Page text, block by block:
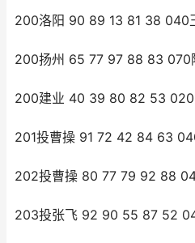
200洛阳 90 89 13 81 38 040
200扬州 65 77 97 88 83
200建业 40 39 80 82 53 020
201投曹操 91 72 42 84 63
202投曹操 80 77 79 92 88
203投张飞 92 90 55 87 52